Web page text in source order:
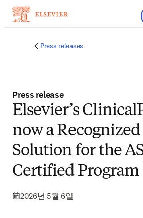
주요
Press releases
Press release
Elsevier’s
now a
Solution for the
Certified Program
2026년 5월 6일